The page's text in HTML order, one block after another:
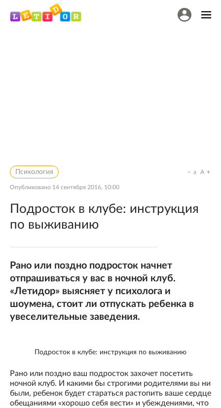
Психология
Опубликовано 14 сентября 2016, 10:00
a A
Подросток в клубе: инструкция
по выживанию
Рано или поздно подросток начнет
отпрашиваться у вас в ночной клуб.
«Летидор» выясняет у психолога и
шоумена, стоит ли отпускать ребенка в
увеселительные заведения.
Подросток в клубе: инструкция по выживанию
Рано или поздно ваш подросток захочет посетить
ночной клуб. И какими бы строгими родителями вы ни
были, ребенок будет стараться растопить ваше сердце
обещаниями «хорошо себя вести» и убеждениями, что